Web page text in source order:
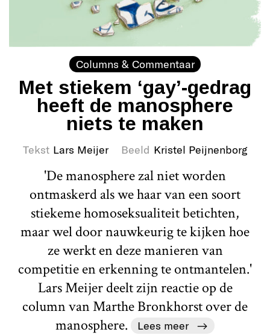
Columns & Commentaar
Met stiekem ‘gay’-gedrag
heeft de manosphere
niets te maken
Tekst Lars Meijer Beeld Kristel Peijnenborg
'De manosphere zal niet worden
ontmaskerd als we haar van een soort
stiekeme homoseksualiteit betichten,
maar wel door nauwkeurig te kijken hoe
ze werkt en deze manieren van
competitie en erkenning te ontmantelen.'
Lars Meijer deelt zijn reactie op de
column van Marthe Bronkhorst over de
manosphere.
Lees meer